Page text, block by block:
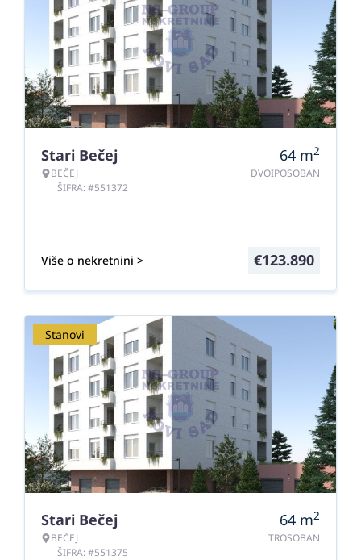
Stari Bečej
BEČEJ
ŠIFRA: #551372
64 m2
DVOIPOSOBAN
Više o nekretnini > €123.890
Stanovi
Stari Bečej
BEČEJ
ŠIFRA: #551375
64 m2
TROSOBAN